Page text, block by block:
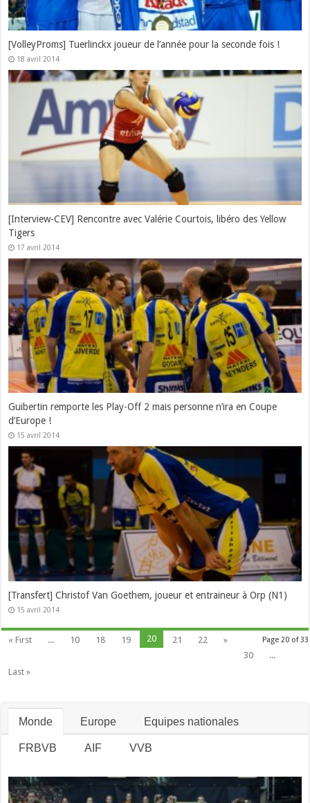
[VolleyProms] Tuerlinckx joueur de l’année pour la seconde fois !
18 avril 2014
[Interview-CEV] Rencontre avec Valérie Courtois, libéro des Yellow
Tigers
17 avril 2014
Guibertin remporte les Play-Off 2 mais personne n’ira en Coupe
d’Europe !
15 avril 2014
[Transfert] Christof Van Goethem, joueur et entraineur à Orp (N1)
15 avril 2014
Page 20 of 33
« First ... 10 18 19 20 21 22
»
30
...
Last »
Monde Europe Equipes nationales
FRBVB AIF VVB